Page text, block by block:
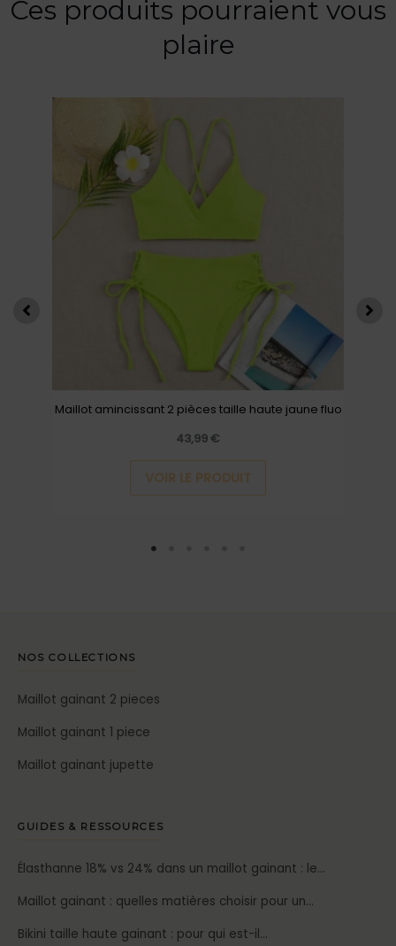
Ces produits pourraient vous
plaire
Maillot amincissant 2 pièces taille haute jaune fluo
43,99€
VOIR LE PRODUIT
être
choisies
sur
la
page
du
NOS COLLECTIONS
Maillot gainant 2 pieces
Maillot gainant 1 piece
Maillot gainant jupette
GUIDES & RESSOURCES
Élasthanne 18% vs 24% dans un maillot gainant : le…
Maillot gainant : quelles matières choisir pour un…
Bikini taille haute gainant : pour qui est-il…